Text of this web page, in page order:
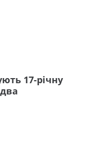
17-річну